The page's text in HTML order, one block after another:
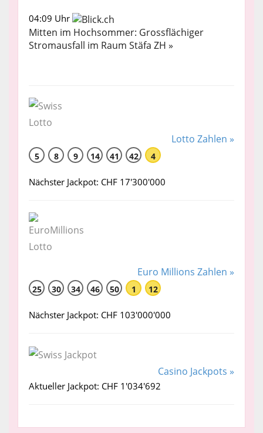
04:09 Uhr
Mitten im Hochsommer: Grossflächiger
Stromausfall im Raum Stäfa ZH »
Lotto Zahlen »
5 8 9 14 41 42 4
Nächster Jackpot: CHF 17'300'000
Euro Millions Zahlen »
25 30 34 46 50 1 12
Nächster Jackpot: CHF 103'000'000
Casino Jackpots »
Aktueller Jackpot: CHF 1'034'692